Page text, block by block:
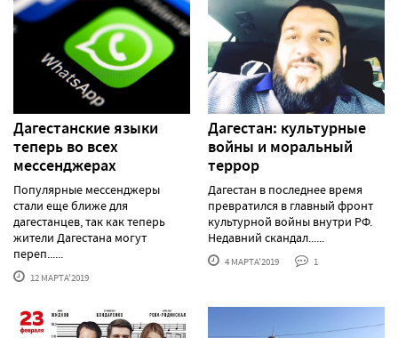
Дагестанские языки
теперь во всех
мессенджерах
Популярные мессенджеры
стали еще ближе для
дагестанцев, так как теперь
жители Дагестана могут
переп......
12 МАРТА'2019
Дагестан: культурные
войны и моральный
террор
Дагестан в последнее время
превратился в главный фронт
культурной войны внутри РФ.
Недавний скандал......
4 МАРТА'2019 1